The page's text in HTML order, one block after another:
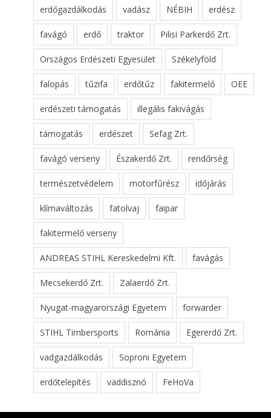
erdőgazdálkodás vadász NÉBIH erdész
favágó erdő traktor Pilisi Parkerdő Zrt.
Országos Erdészeti Egyesület Székelyföld
falopás tűzifa erdőtűz fakitermelő OEE
erdészeti támogatás illegális fakivágás
támogatás erdészet Sefag Zrt.
favágó verseny Északerdő Zrt. rendőrség
természetvédelem motorfűrész időjárás
klímaváltozás fatolvaj faipar
fakitermelő verseny
ANDREAS STIHL Kereskedelmi Kft. favágás
Mecsekerdő Zrt. Zalaerdő Zrt.
Nyugat-magyarországi Egyetem forwarder
STIHL Timbersports Románia Egererdő Zrt.
vadgazdálkodás Soproni Egyetem
erdőtelepítés vaddisznó FeHoVa